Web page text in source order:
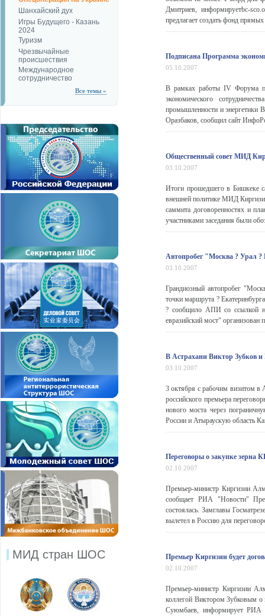
Шанхайский дух
Игры Будущего - Казань
2024
Туризм
Чрезвычайные
происшествия
Международное
сотрудничество
Все темы »
МИД стран ШОС
Дмитриев, информируетbc-
предлагает создать фонд
Подписана Программа
05.10.2007
В рамках работы IV Форума
экономического
промышленности и энергетики
Оразбаков, сообщил сайт
Общественный совет МИД
03.10.2007
Итоги прошедшего в Бишкеке
внешней политике МИД
саммита договоренностях и
участниками заседания были
Автопробег "Москва ? Урал
03.10.2007
Грандиозный автопробег
точки маршрута ?
? сообщило АПИ со ссылкой
евразийский мост" организован
В Астрахани Виктор Зубков
03.10.2007
3 октября с рабочим визитом в
российского премьера
нового моста через
России и Атыраускую область
Переговоры о закупке зерна
02.10.2007
Премьер-министр Киргизии
сообщает РИА "Новости"
состоялась. Замглавы
вылетел в Россию для
Премьер Киргизии будет
02.10.2007
Премьер-министр Киргизии
коллегой Виктором Зубковым о
Суюмбаев, информирует РИА